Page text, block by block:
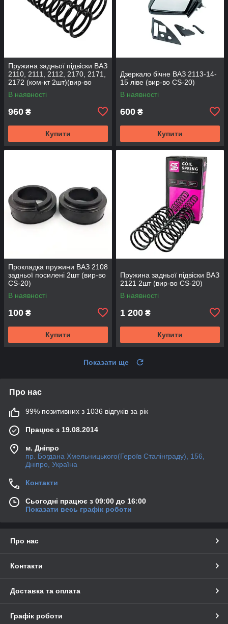
Пружина задньої підвіски ВАЗ
2110, 2111, 2112, 2170, 2171,
2172 (ком-кт 2шт)(вир-во
SKADI)
В наявності
960 ₴
Купити
Дзеркало бічне ВАЗ 2113-14-
15 ліве (вир-во CS-20)
В наявності
600 ₴
Купити
Прокладка пружини ВАЗ 2108
задньої посилені 2шт (вир-во
CS-20)
В наявності
100 ₴
Купити
Пружина задньої підвіски ВАЗ
2121 2шт (вир-во CS-20)
В наявності
1 200 ₴
Купити
Показати ще
Про нас
99% позитивних з 1036 відгуків за рік
Працює з 19.08.2014
м. Дніпро
пр. Богдана Хмельницького(Героїв Сталінграду), 156,
Дніпро, Україна
Контакти
Сьогодні працює з 09:00 до 16:00
Показати весь графік роботи
Про нас
Контакти
Доставка та оплата
Графік роботи